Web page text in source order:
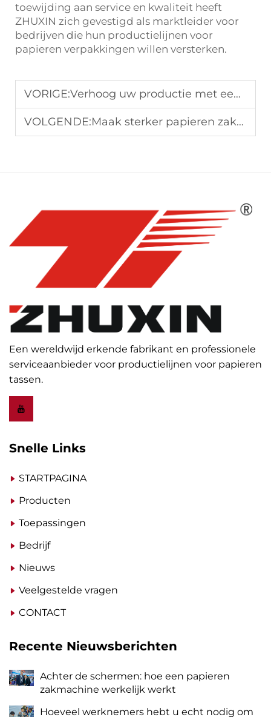
toewijding aan service en kwaliteit heeft
ZHUXIN zich gevestigd als marktleider voor
bedrijven die hun productielijnen voor
papieren verpakkingen willen versterken.
VORIGE:Verhoog uw productie met een automatische papieren zakmachine
VOLGENDE:Maak sterker papieren zakken sneller met onze papieren zakmachine
Een wereldwijd erkende fabrikant en professionele
serviceaanbieder voor productielijnen voor papieren
tassen.
Snelle Links
STARTPAGINA
Producten
Toepassingen
Bedrijf
Nieuws
Veelgestelde vragen
CONTACT
Recente Nieuwsberichten
Achter de schermen: hoe een papieren
zakmachine werkelijk werkt
Hoeveel werknemers hebt u echt nodig om